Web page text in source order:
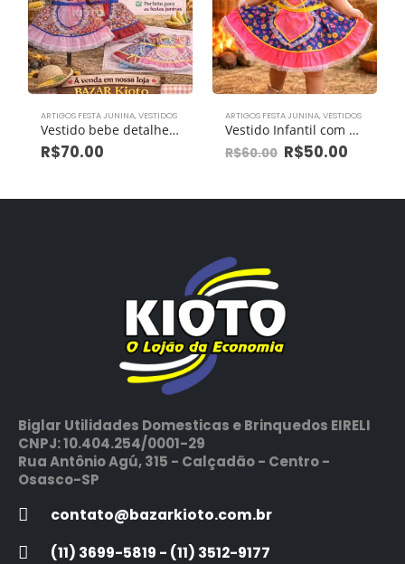
ARTIGOS FESTA JUNINA,VESTIDOS
Vestido bebe detalhe em “v” Cor: sortidos peça
R$70.00
ARTIGOS FESTA JUNINA,VESTIDOS
Vestido Infantil com Detalhe Coracao cores sortidas
R$60.00 R$50.00
Biglar Utilidades Domesticas e Brinquedos EIRELI
CNPJ: 10.404.254/0001-29
Rua Antônio Agú, 315 - Calçadão - Centro -
Osasco-SP
contato@bazarkioto.com.br
(11) 3699-5819 - (11) 3512-9177